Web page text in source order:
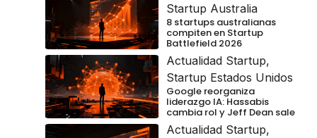
Startup Australia
8 startups australianas
compiten en Startup
Battlefield 2026
Actualidad Startup,
Startup Estados Unidos
Google reorganiza
liderazgo IA: Hassabis
cambia rol y Jeff Dean sale
Actualidad Startup,